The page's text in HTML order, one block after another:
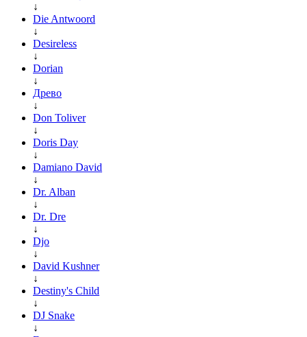
↓
Die Antwoord
↓
Desireless
↓
Dorian
↓
Древо
↓
Don Toliver
↓
Doris Day
↓
Damiano David
↓
Dr. Alban
↓
Dr. Dre
↓
Djo
↓
David Kushner
↓
Destiny's Child
↓
DJ Snake
↓